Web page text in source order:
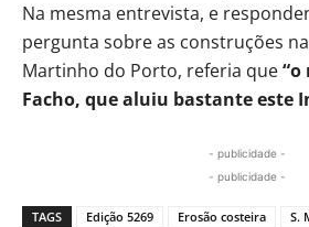
Na mesma entrevista, e
pergunta sobre as construções
Martinho do Porto, referia que“o
Facho, que aluiu bastante este
- publicidade -
- publicidade -
TAGS Edição 5269 Erosão costeira S.